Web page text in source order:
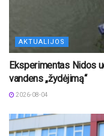
AKTUALIJOS
Eksperimentas Nidos
vandens „žydėjimą“
2026-08-04